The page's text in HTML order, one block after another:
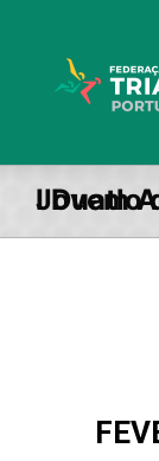
I Duatlo de Alvito